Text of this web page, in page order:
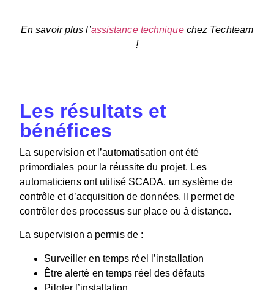
En savoir plus l’assistance techniquechez Techteam
!
Les résultats et
bénéfices
La supervision et l’automatisation ont été
primordiales pour la réussite du projet. Les
automaticiens ont utilisé SCADA, un système de
contrôle et d’acquisition de données. Il permet de
contrôler des processus sur place ou à distance.
La supervision a permis de :
Surveiller en temps réel l’installation
Être alerté en temps réel des défauts
Piloter l’installation